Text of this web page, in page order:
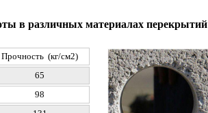
в различных материалах перекрытий
Прочность (кг/см2)
65
98